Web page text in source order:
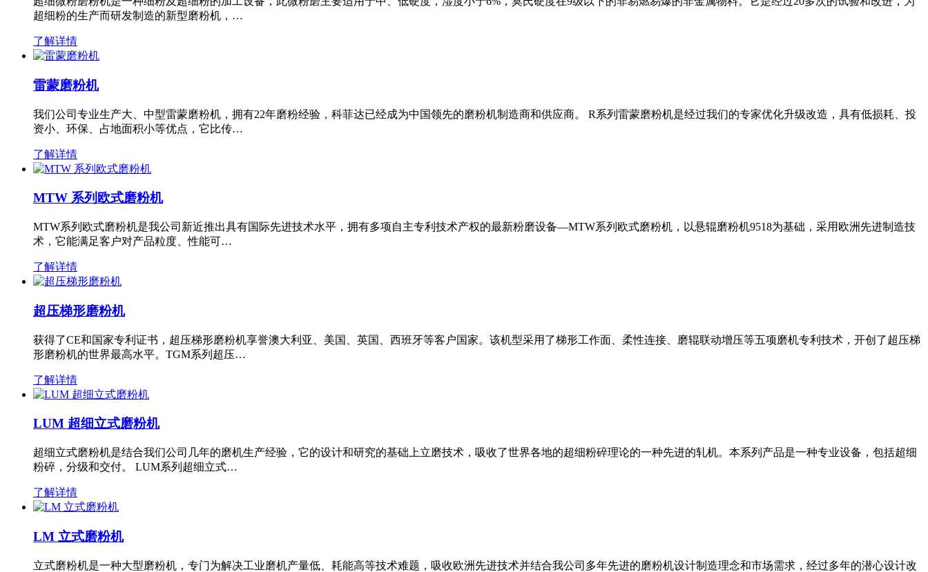
超细粉的生产而研发制造的新型磨粉机，…
了解详情
雷蒙磨粉机
我们公司专业生产大、中型雷蒙磨粉机，拥有22年磨粉经验，科菲达已经成为中国领先的磨粉机制造商和供应商。 R系列雷蒙磨粉机是经过我们的专家优化升级改造，具有低损耗、投
资小、环保、占地面积小等优点，它比传…
了解详情
MTW 系列欧式磨粉机
MTW系列欧式磨粉机是我公司新近推出具有国际先进技术水平，拥有多项自主专利技术产权的最新粉磨设备—MTW系列欧式磨粉机，以悬辊磨粉机9518为基础，采用欧洲先进制造技
术，它能满足客户对产品粒度、性能可…
了解详情
超压梯形磨粉机
获得了CE和国家专利证书，超压梯形磨粉机享誉澳大利亚、美国、英国、西班牙等客户国家。该机型采用了梯形工作面、柔性连接、磨辊联动增压等五项磨机专利技术，开创了超压梯
形磨粉机的世界最高水平。TGM系列超压…
了解详情
LUM 超细立式磨粉机
超细立式磨粉机是结合我们公司几年的磨机生产经验，它的设计和研究的基础上立磨技术，吸收了世界各地的超细粉碎理论的一种先进的轧机。本系列产品是一种专业设备，包括超细
粉碎，分级和交付。 LUM系列超细立式…
了解详情
LM 立式磨粉机
立式磨粉机是一种大型磨粉机，专门为解决工业磨机产量低、耗能高等技术难题，吸收欧洲先进技术并结合我公司多年先进的磨粉机设计制造理念和市场需求，经过多年的潜心设计改